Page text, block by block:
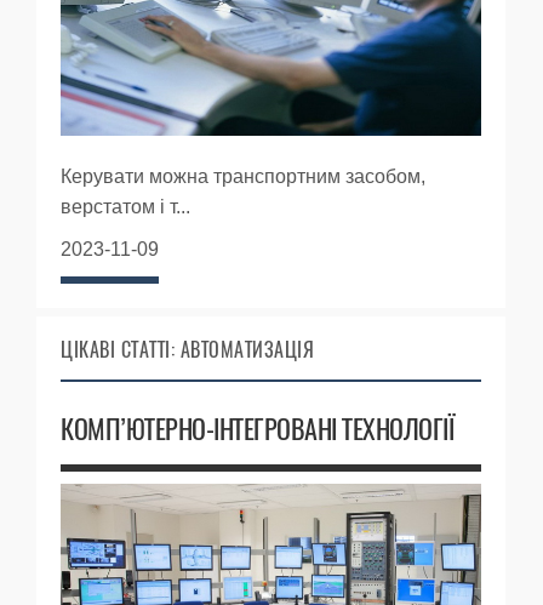
Керувати можна транспортним засобом,
верстатом і т...
2023-11-09
ЦІКАВІ СТАТТІ: АВТОМАТИЗАЦІЯ
КОМП’ЮТЕРНО-ІНТЕГРОВАНІ ТЕХНОЛОГІЇ